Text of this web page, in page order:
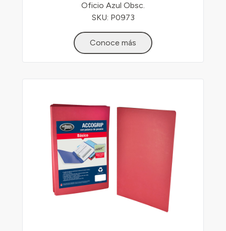
Oficio Azul Obsc.
SKU: P0973
Conoce más